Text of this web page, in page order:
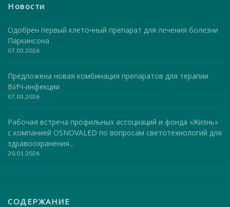
Новости
Одобрен первый клеточный препарат для лечения болезни
Паркинсона
07.03.2026
Предложена новая комбинация препаратов для терапии
ВИЧ-инфекции
07.03.2026
Рабочая встреча профильных ассоциаций и фонда «Жизнь»
с компанией OSNOVALED по вопросам светотехнологий для
здравоохранения...
20.01.2026
СОДЕРЖАНИЕ